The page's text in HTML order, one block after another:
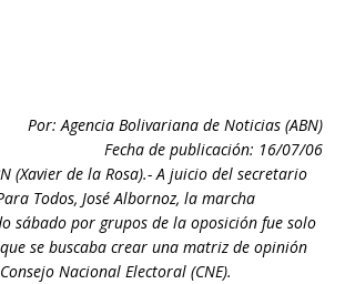
Por: Agencia Bolivariana de Noticias (ABN)
Fecha de publicación: 16/07/06
(Xavier de la Rosa).- A juicio del secretario
Todos, José Albornoz, la marcha
sábado por grupos de la oposición fue solo
que se buscaba crear una matriz de opinión
Nacional Electoral (CNE).